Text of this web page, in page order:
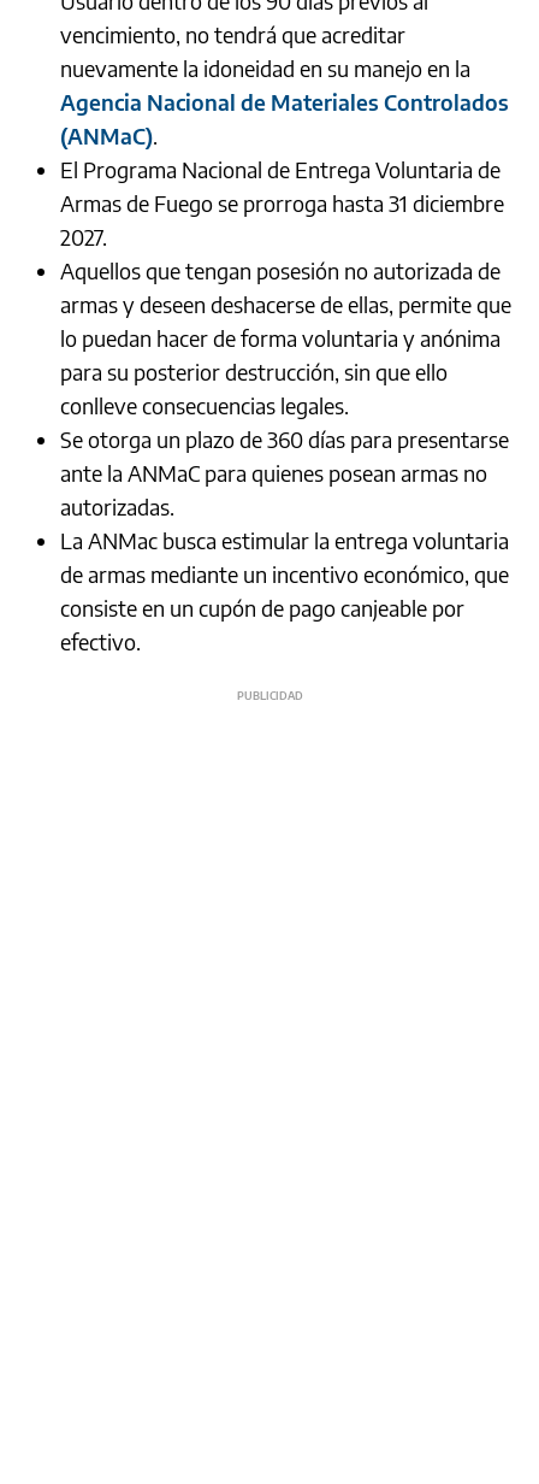
vencimiento, no tendrá que acreditar
nuevamente la idoneidad en su manejo en la
Agencia Nacional de Materiales Controlados
(ANMaC).
El Programa Nacional de Entrega Voluntaria de
Armas de Fuego se prorroga hasta 31 diciembre
2027.
Aquellos que tengan posesión no autorizada de
armas y deseen deshacerse de ellas, permite que
lo puedan hacer de forma voluntaria y anónima
para su posterior destrucción, sin que ello
conlleve consecuencias legales.
Se otorga un plazo de 360 días para presentarse
ante la ANMaC para quienes posean armas no
autorizadas.
La ANMac busca estimular la entrega voluntaria
de armas mediante un incentivo económico, que
consiste en un cupón de pago canjeable por
efectivo.